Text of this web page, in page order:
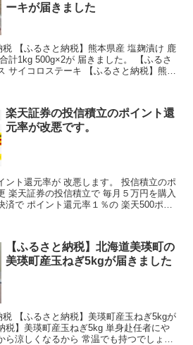
ーキが届きました
【ふるさと納税】熊本県産 塩麹漬け 鹿
計1kg 500g×2が 届きました。 【ふるさ
サイコロステーキ 【ふるさと納税】熊本
楽天証券の投信積立のポイント還
元率が改悪です。
ント還元率が 改悪します。 投信積立のポ
楽天証券の投信積立で 毎月５万円を購入
済で ポイント還元率１％の 楽天500ポイ
【ふるさと納税】北海道美瑛町の
美瑛町産玉ねぎ5kgが届きました
【ふるさと納税】美瑛町産玉ねぎ5kgが
税】美瑛町産玉ねぎ5kg 単身赴任者にや
ら涼しくなるから 常温でも持つでしょ